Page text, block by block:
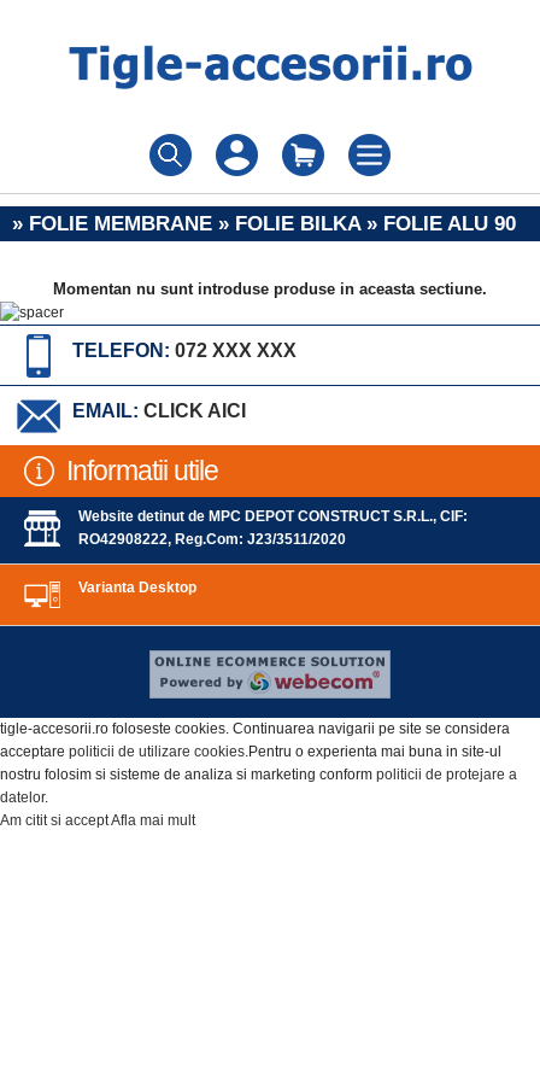
» FOLIE MEMBRANE » FOLIE BILKA » FOLIE ALU 90
Momentan nu sunt introduse produse in aceasta sectiune.
TELEFON: 072 XXX XXX
EMAIL: CLICK AICI
Informatii utile
Website detinut de MPC DEPOT CONSTRUCT S.R.L., CIF:
RO42908222, Reg.Com: J23/3511/2020
Varianta Desktop
tigle-accesorii.ro foloseste cookies. Continuarea navigarii pe site se considera
acceptare politicii de utilizare cookies .Pentru o experienta mai buna in site-ul
nostru folosim si sisteme de analiza si marketing conform politicii de protejare a
datelor.
Am citit si acceptAfla mai mult